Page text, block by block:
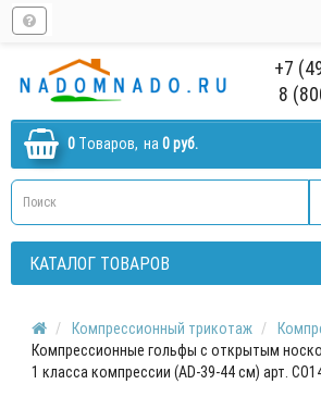
+7
8
0 Tоваров, на 0 руб.
КАТАЛОГ ТОВАРОВ
Компрессионный трикотаж
Компрессионные гольфы с открытым
1 класса компрессии (AD-39-44 см) арт.